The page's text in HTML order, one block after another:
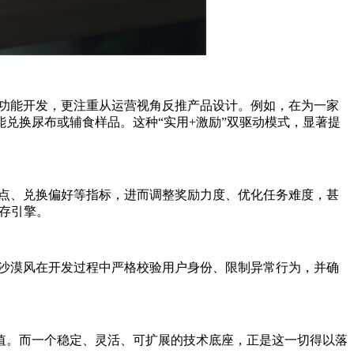
开发，更注重从运营视角反推产品设计。例如，在为一家
换尿布或辅食样品。这种“实用+激励”双驱动模式，显著提
、兑换偏好等指标，进而调整奖励力度、优化任务难度，甚
引擎。
风在开发过程中严格校验用户身份、限制异常行为，并确
而一个稳定、灵活、可扩展的技术底座，正是这一切得以落